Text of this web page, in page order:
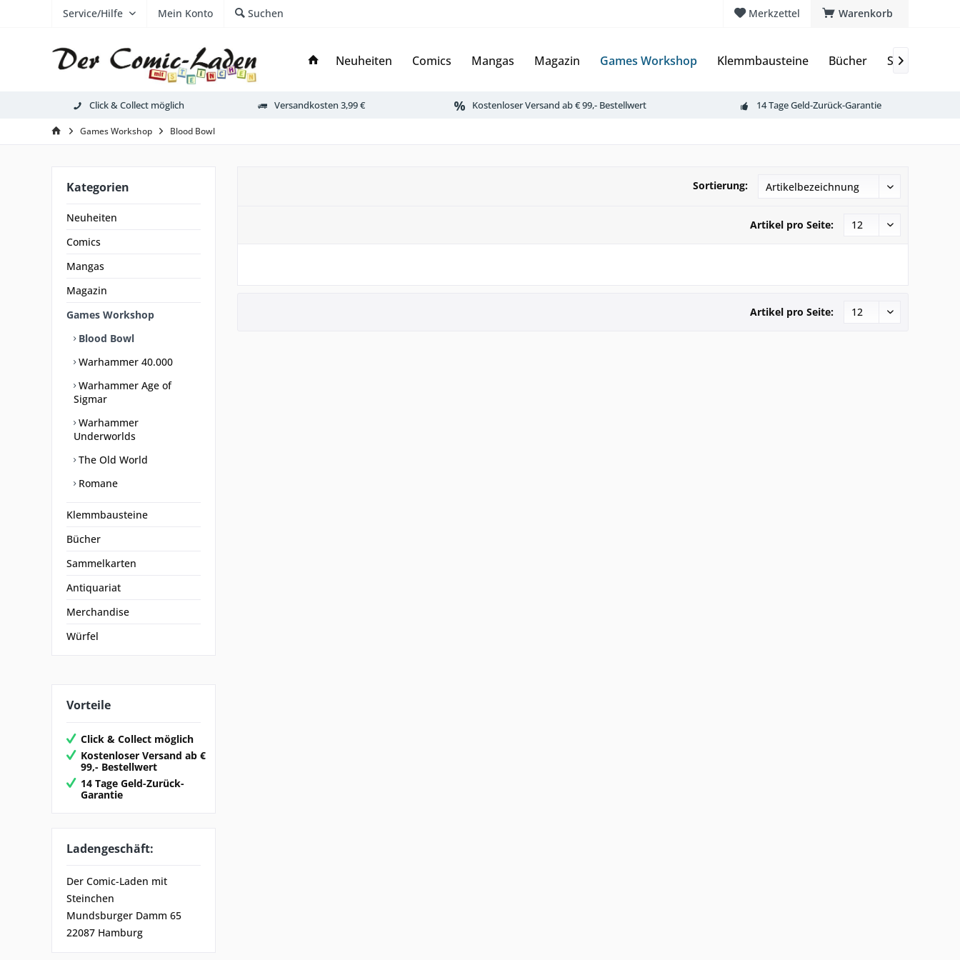
Warenkorb
Merkzettel
Service/Hilfe Mein Konto Suchen
Neuheiten Comics Mangas Magazin Games Workshop Klemmbausteine Bücher 
Click & Collect möglich Versandkosten 3,99 € Kostenloser Versand ab € 99,- Bestellwert 14 Tage Geld-Zurück-Garantie
Games Workshop Blood Bowl
Kategorien
Neuheiten
Comics
Mangas
Magazin
Games Workshop
Blood Bowl
Warhammer 40.000
Warhammer Age of
Sigmar
Warhammer
Underworlds
The Old World
Romane
Klemmbausteine
Bücher
Sammelkarten
Antiquariat
Merchandise
Würfel
Vorteile
Click & Collect möglich
Kostenloser Versand ab €
99,- Bestellwert
14 Tage Geld-Zurück-
Garantie
Ladengeschäft:
Der Comic-Laden mit
Steinchen
Mundsburger Damm 65
22087 Hamburg
Sortierung:
Artikel pro Seite:
Artikel pro Seite: